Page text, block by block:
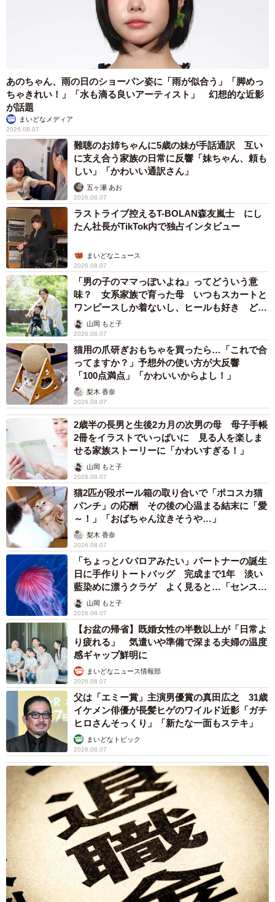
あのちゃん、雨の日のショーパン姿に「雨が似合う」「脚めっ
ちゃきれい！」「水も滴る良いアーティスト」 幻想的な近影
が話題
まいどなメディア
2026.08.07
難聴のお姉ちゃんに5歳の妹が手話通訳 互い
に支え合う家族の日常に反響「妹ちゃん、頼も
しい」「かわいい通訳さん」
五ヶ瀬 あお
2026.08.07
ラストライブ控えるT-BOLAN森友嵐士 にし
たん社長がTikTok内で独占インタビュー
まいどなニュース
2026.08.07
「男の子のママっぽいよね」ってどういう意
味？ 女系家族で育った母 いつもスカートと
ワンピースしか着ないし、ヒールも好き どの
へんが…
山岡 もと子
2026.08.07
猫用の爪研ぎおもちゃを買ったら…「これで合
ってますか？」予想外の使い方が大反響
「100点満点」「かわいいからよし！」
梨木 香奈
2026.08.07
2歳半の長男と生後2カ月の次男の母 母子手帳
2冊をイラストでいっぱいに 見る人を楽しま
せる家族ストーリーに「かわいすぎる！」
山岡 もと子
2026.08.07
猫2匹が段ボール箱の取り合いで「ポコスカ猫
パンチ」の応酬 その後の心温まる結末に「愛
～！」「おばちゃん泣きそうや…」
梨木 香奈
2026.08.07
「ちょっとババロアみたい」パートナーの誕生
日に手作りトートバッグ 完成まで1年 淡い
藍染めに漂うクラゲ よく見ると…「センスす
ごい」山岡 もと子
2026.08.07
【お盆の帰省】既婚女性の半数以上が「日常よ
り疲れる」 気遣いや準備で深まる夫婦の温度
感ギャップ鮮明に
まいどなニュース情報部
2026.08.07
父は「エミー賞」主演男優賞の真田広之 31歳
イケメン俳優が長髪ヒゲのワイルド近影「ガチ
ヒロさんそっくり」「新たな一面もステキ」
まいどなトピック
2026.08.07